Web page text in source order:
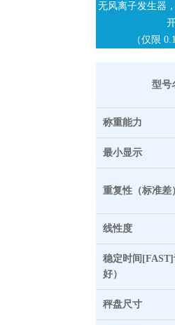
无风离子发生器
（仅限
型号
称重能力
最小显示
重复性（标准差
线性度
稳定时间
好）
秤盘尺寸